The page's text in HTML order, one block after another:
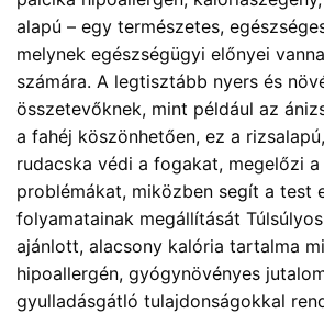
alapú – egy természetes,
melynek egészségügyi előnyei
számára. A legtisztább nyers és
összetevőknek, mint például az
a fahéj köszönhetően, ez a
rudacska védi a fogakat, megelőzi a
problémákat, miközben segít a test
folyamatainak megállítását
ajánlott, alacsony kalória tartalma
hipoallergén, gyógynövényes
gyulladásgátló tulajdonságokkal